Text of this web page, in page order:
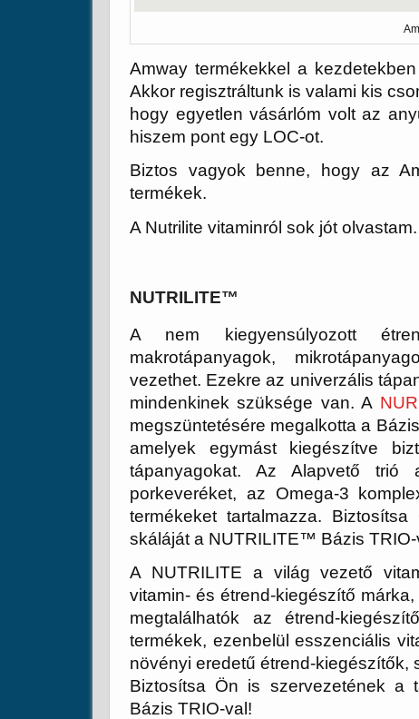
Amway termékekkel a
Akkor regisztráltunk is valami kis
hogy egyetlen vásárlóm volt az
hiszem pont egy LOC-ot.
Biztos vagyok benne, hogy az
termékek.
A Nutrilite vitaminról sok jót olvastam.
NUTRILITE™
A nem kiegyensúlyozott
makrotápanyagok,
vezethet. Ezekre az univerzális
mindenkinek szüksége van. A
megszüntetésére megalkotta a
amelyek egymást kiegészítve
tápanyagokat. Az Alapvető
porkeveréket, az Omega-3
termékeket tartalmazza.
skáláját a NUTRILITE™ Bázis TRIO-
A NUTRILITE a világ vezető
vitamin- és étrend-kiegészítő
megtalálhatók az étrend-
termékek, ezenbelül esszenciális
növényi eredetű étrend-kiegészítők,
Biztosítsa Ön is szervezetének a
Bázis TRIO-val!